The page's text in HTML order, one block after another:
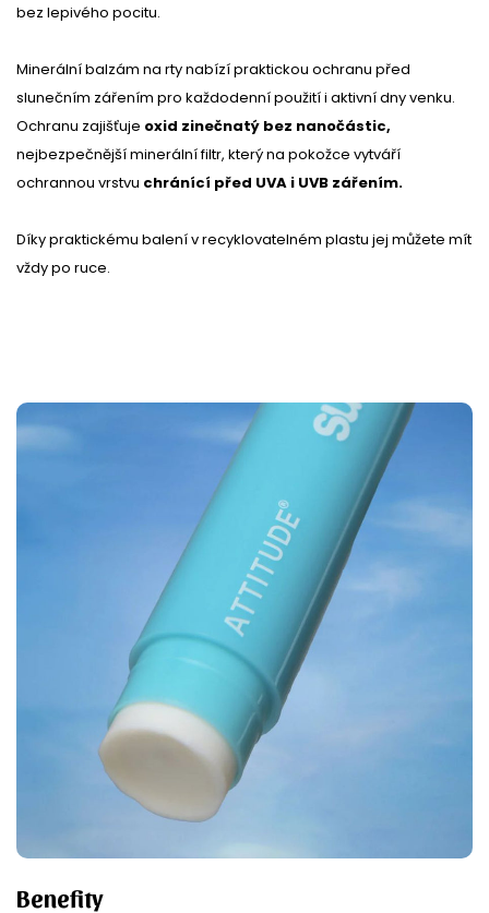
bez lepivého pocitu.
Minerální balzám na rty nabízí praktickou ochranu před
slunečním zářením pro každodenní použití i aktivní dny venku.
Ochranu zajišťuje oxid zinečnatý bez nanočástic,
nejbezpečnější minerální filtr, který na pokožce vytváří
ochrannou vrstvu chránící před UVA i UVB zářením.
Díky praktickému balení v recyklovatelném plastu jej můžete mít
vždy po ruce.
Benefity